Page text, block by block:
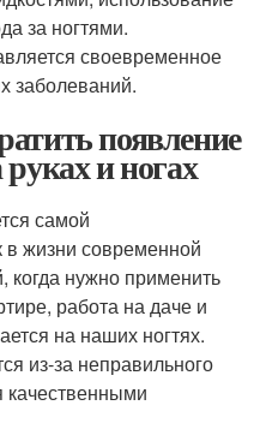
за ногтями.
своевременное
заболеваний.
появление
и ногах
самой
в жизни современной
нужно применить
работа на даче и
на наших ногтях.
из-за неправильного